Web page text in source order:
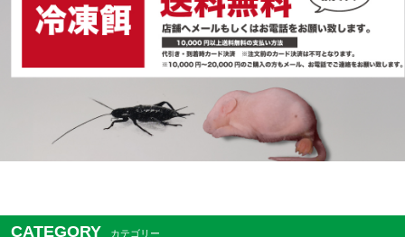
CATEGORY カテゴリー